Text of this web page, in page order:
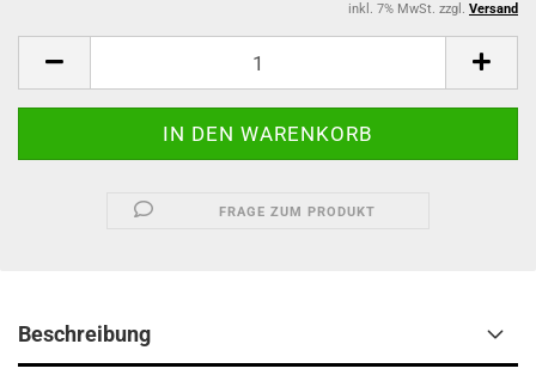
inkl. 7% MwSt. zzgl. Versand
FRAGE ZUM PRODUKT
Beschreibung